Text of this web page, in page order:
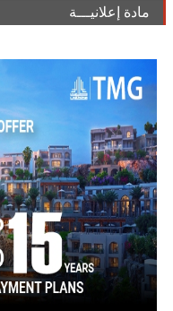
مادة إعلانيـــة